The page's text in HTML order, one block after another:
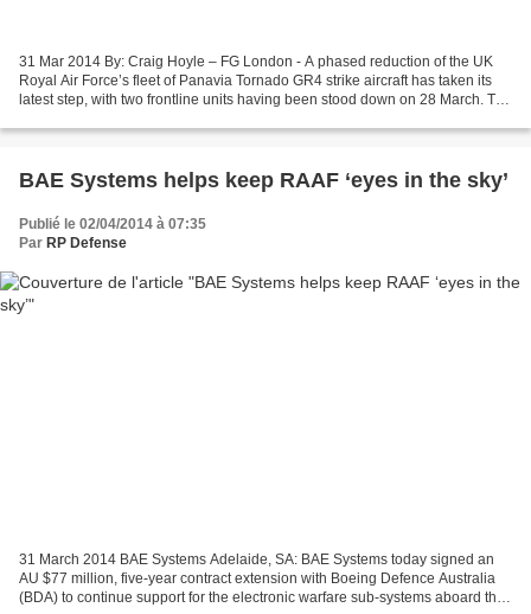
31 Mar 2014 By: Craig Hoyle – FG London - A phased reduction of the UK
Royal Air Force’s fleet of Panavia Tornado GR4 strike aircraft has taken its
latest step, with two frontline units having been stood down on 28 March. The
BAE Systems helps keep RAAF ‘eyes in the sky’
Publié le 02/04/2014 à 07:35
Par RP Defense
31 March 2014 BAE Systems Adelaide, SA: BAE Systems today signed an
AU $77 million, five-year contract extension with Boeing Defence Australia
(BDA) to continue support for the electronic warfare sub-systems aboard the